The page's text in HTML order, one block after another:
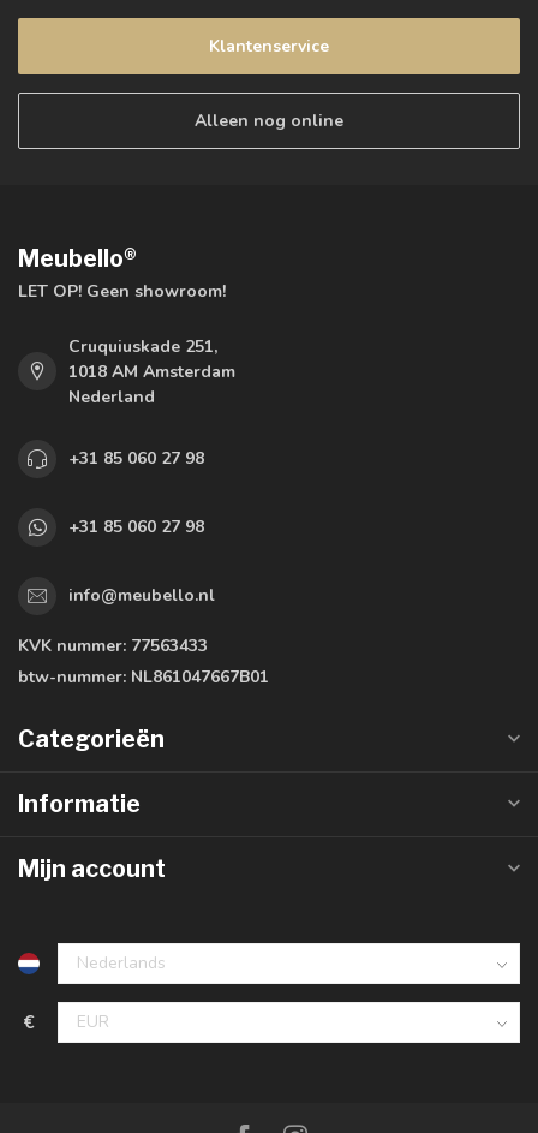
Klantenservice
Alleen nog online
Meubello®
LET OP! Geen showroom!
Cruquiuskade 251,
1018 AM Amsterdam
Nederland
+31 85 060 27 98
+31 85 060 27 98
info@meubello.nl
KVK nummer: 77563433
btw-nummer: NL861047667B01
Categorieën
Informatie
Mijn account
€